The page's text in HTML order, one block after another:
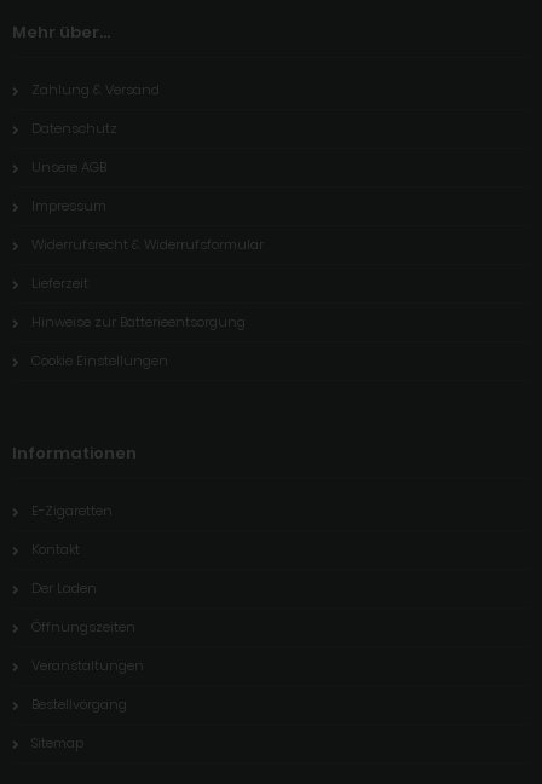
Mehr über...
Zahlung & Versand
Datenschutz
Unsere AGB
Impressum
Widerrufsrecht & Widerrufsformular
Lieferzeit
Hinweise zur Batterieentsorgung
Cookie Einstellungen
Informationen
E-Zigaretten
Kontakt
Der Laden
Öffnungszeiten
Veranstaltungen
Bestellvorgang
Sitemap